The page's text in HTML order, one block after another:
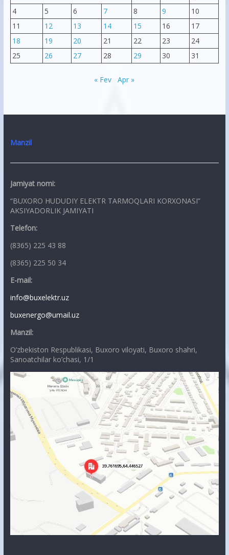
4
5 6 7 8 9
10
11
12 13 14 15 16
17
18
19 20 21 22 23
24
25
26 27 28 29 30 31
« Fev Apr »
Manzil
Jamiyat nomi:
“BUXORO HUDUDIY ELEKTR TARMOQLARI KORXONASI”
AKSIYADORLIK JAMIYATI
Telefon:
(8365) 225 43 88
(8365) 225 50 34
E-mail:
info@buxelektr.uz
buxenergo@umail.uz
Manzil:
O’zbekiston Respublikasi, Buxoro viloyati, Buxoro shahri,
Sanoatchilar ko’chasi, 1/1